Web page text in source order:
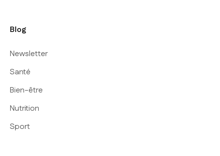
Blog
Newsletter
Santé
Bien-être
Nutrition
Sport